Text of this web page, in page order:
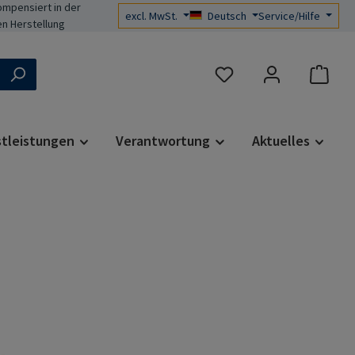
in der
Herstellung
excl. MwSt. Deutsch Service/Hilfe
Du hast 0 Produkte auf
Verantwortung Aktuelles